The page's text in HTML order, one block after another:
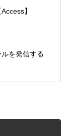
】
を発信する